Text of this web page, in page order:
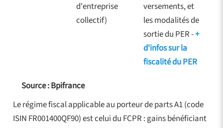
Source : Bpifrance
d'entreprise
collectif)
versements, et
les modalités de
sortie du PER -+
d'infos sur la
fiscalité du PER
Le régime fiscal applicable au porteur de parts A1 (code
ISIN FR001400QF90) est celui du FCPR : gains bénéficiant